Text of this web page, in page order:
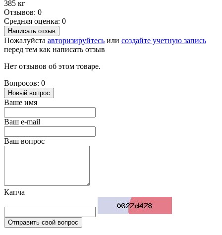
385 кг
Отзывов: 0
Средняя оценка: 0
Написать отзыв
Пожалуйста авторизируйтесь или создайте учетную запись
перед тем как написать отзыв
Нет отзывов об этом товаре.
Вопросов: 0
Новый вопрос
Ваше имя
Ваш e-mail
Ваш вопрос
Капча
Отправить свой вопрос